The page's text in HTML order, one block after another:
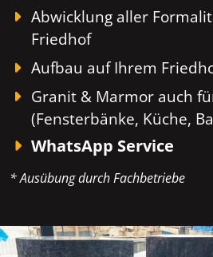
Abwicklung aller
Friedhof
Aufbau auf Ihrem
Granit & Marmor auch
(Fensterbänke, Küche,
WhatsApp Service
* Ausübung durch Fachbetriebe